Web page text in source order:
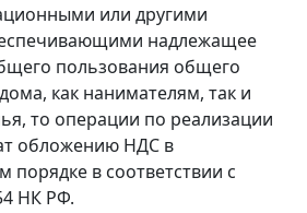
или другими
надлежащее
пользования общего
как нанимателям, так и
то операции по реализации
обложению НДС в
порядке в соответствии с
НК РФ.